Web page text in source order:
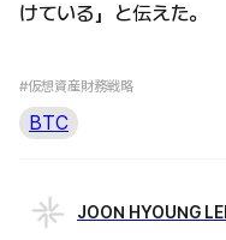
けている」と伝えた。
#仮想資産財務戦略
BTC
JOON HYOUNG